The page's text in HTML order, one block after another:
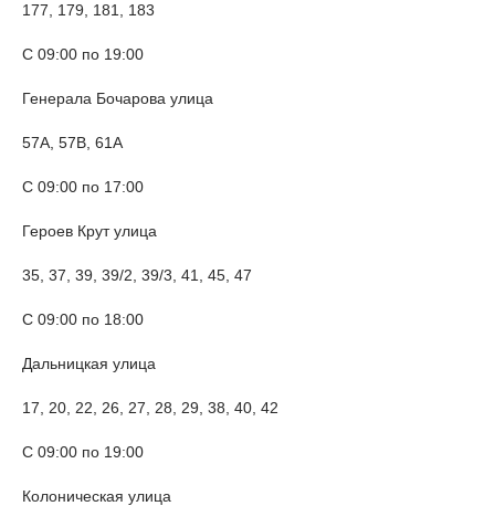
177, 179, 181, 183
С 09:00 по 19:00
Генерала Бочарова улица
57А, 57В, 61А
С 09:00 по 17:00
Героев Крут улица
35, 37, 39, 39/2, 39/3, 41, 45, 47
С 09:00 по 18:00
Дальницкая улица
17, 20, 22, 26, 27, 28, 29, 38, 40, 42
С 09:00 по 19:00
Колоническая улица